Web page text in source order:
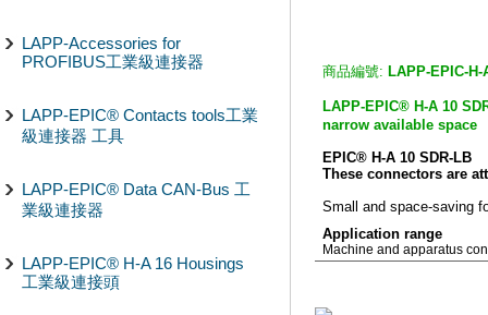
LAPP-Accessories for
PROFIBUS工業級連接器
LAPP-EPIC® Contacts tools工業
級連接器 工具
LAPP-EPIC® Data CAN-Bus 工
業級連接器
LAPP-EPIC® H-A 16 Housings
工業級連接頭
商品編號: LAPP-EPIC-H-
LAPP-EPIC® H-A 10
narrow available space
EPIC® H-A 10 SDR-LB
These connectors are
Small and space-saving
Application range
Machine and apparatus